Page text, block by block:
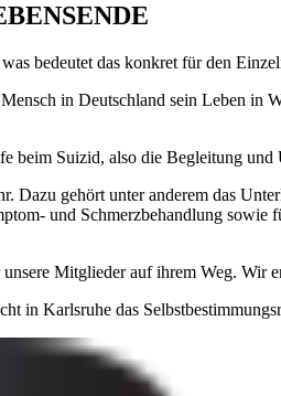
bedeutet das konkret für den
in Deutschland sein Leben in
beim Suizid, also die Begleitung und
Dazu gehört unter anderem das
und Schmerzbehandlung
Mitglieder auf ihrem Weg. Wir
in Karlsruhe das